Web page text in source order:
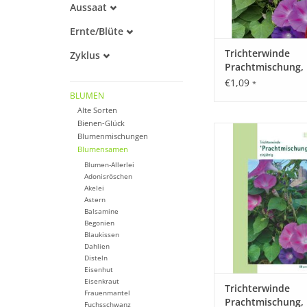
Alte Sorte
Warmkeimer
Aussaat
April
Mai
Ernte/Blüte
Juli
September
Oktober
Zyklus
BLUMEN
Alte Sorten
Bienen-Glück
Blumenmischungen
Blumensamen
Blumen-Allerlei
Adonisröschen
Akelei
Astern
Balsamine
Begonien
Blaukissen
Dahlien
Disteln
Eisenhut
Eisenkraut
Frauenmantel
Fuchsschwanz
Trichterwinde
Prachtmischung,
himmelblau,
€1,09 *
Farben. Einjährig.
ZUM WARENKORB
Trichterwinde
Prachtmischung,